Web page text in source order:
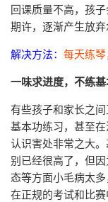
回课质量不高，孩
期许，逐渐产生放弃
解决方法： 每天练琴
一味求进度，不练
有些孩子和家长之
基本功练习，甚至
认识害处非常之大
别已经很高了，但
态等方面小毛病太
在正规的考试和比